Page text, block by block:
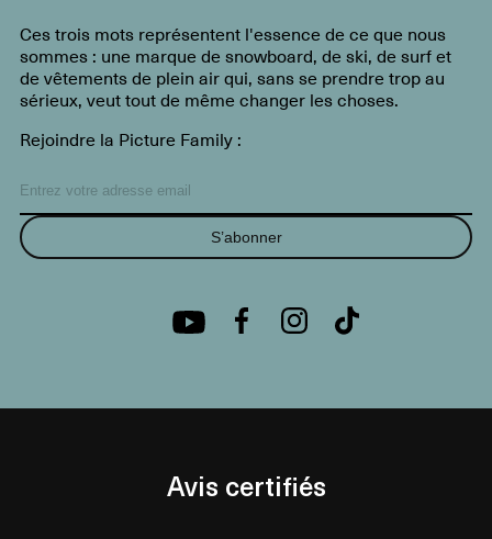
Ces trois mots représentent l'essence de ce que nous
sommes : une marque de snowboard, de ski, de surf et
de vêtements de plein air qui, sans se prendre trop au
sérieux, veut tout de même changer les choses.
Rejoindre la Picture Family :
S’abonner
Avis certifiés